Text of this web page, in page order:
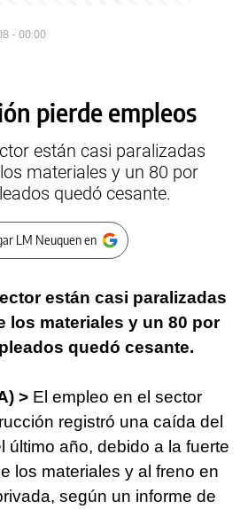
- 00:00
pierde empleos
están casi paralizadas
materiales y un 80 por
quedó cesante.
LM Neuquen en
están casi paralizadas
los materiales y un 80 por
quedó cesante.
> El empleo en el sector
registró una caída del
último año, debido a la fuerte
los materiales y al freno en
según un informe de